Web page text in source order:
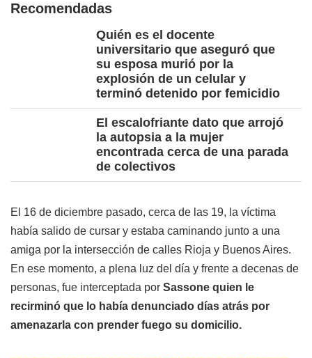
Recomendadas
Quién es el docente
universitario que aseguró que
su esposa murió por la
explosión de un celular y
terminó detenido por femicidio
El escalofriante dato que arrojó
la autopsia a la mujer
encontrada cerca de una parada
de colectivos
El 16 de diciembre pasado, cerca de las 19, la víctima
había salido de cursar y estaba caminando junto a una
amiga por la intersección de calles Rioja y Buenos Aires.
En ese momento, a plena luz del día y frente a decenas de
personas, fue interceptada por Sassone quien le
recirminó que lo había denunciado días atrás por
amenazarla con prender fuego su domicilio.